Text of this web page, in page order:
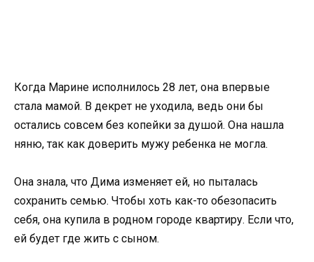
Когда Марине исполнилось 28 лет, она впервые
стала мамой. В декрет не уходила, ведь они бы
остались совсем без копейки за душой. Она нашла
няню, так как доверить мужу ребенка не могла.
Она знала, что Дима изменяет ей, но пыталась
сохранить семью. Чтобы хоть как-то обезопасить
себя, она купила в родном городе квартиру. Если что,
ей будет где жить с сыном.